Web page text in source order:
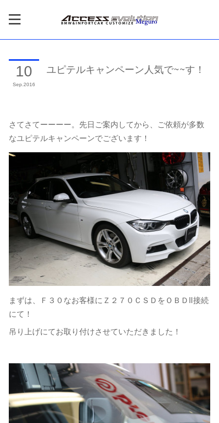
10
Sep 2016
ユピテルキャンペーン人気で~~す！
さてさてーーーー。先日ご案内してから、ご依頼が多数
なユピテルキャンペーンでございます！
まずは、Ｆ３０なお客様にＺ２７０ＣＳＤをＯＢＤⅡ接続
にて！
吊り上げにてお取り付けさせていただきました！